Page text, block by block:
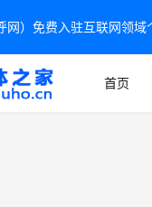
网）免费入驻互联网领
首页